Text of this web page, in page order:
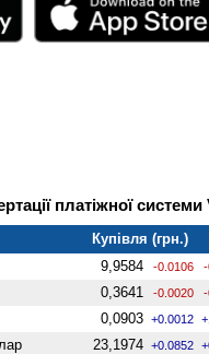
платіжної
Купівля (грн.)
9,9584 -0.0106
0,3641 -0.0020
0,0903 +0.0012
23,1974 +0.0852